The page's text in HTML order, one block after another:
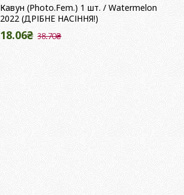
Кавун (Photo.Fem.) 1 шт. / Watermelon
2022 (ДРІБНЕ НАСІННЯ!)
18.06₴ 38.70₴